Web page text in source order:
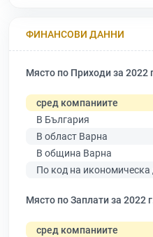
ФИНАНСОВИ ДАННИ
Място по Приходи за 2022
сред компаниите
В България
В област Варна
В община Варна
По код на икономическа
Място по Заплати за 2022
сред компаниите